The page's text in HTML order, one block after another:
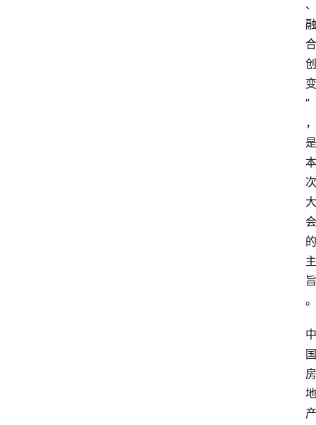
、
融
合
创
变
”
，
是
本
次
大
会
的
主
旨
。
中
国
房
地
产